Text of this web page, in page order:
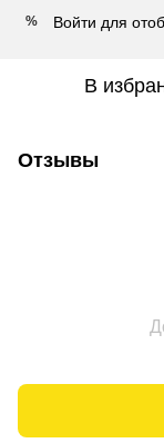
% Войти для
В
Отзывы